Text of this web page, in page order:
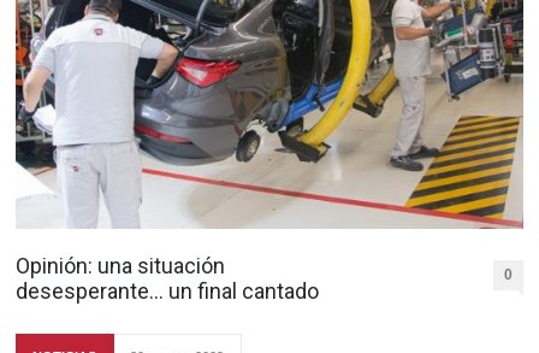
Opinión: una situación
desesperante… un final cantado
0